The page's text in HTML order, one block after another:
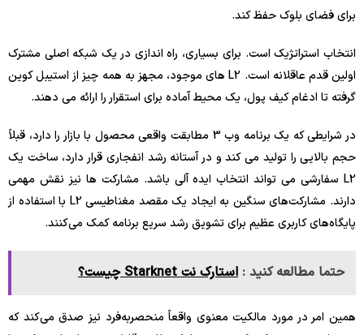
برای فضای بلوک حفظ کند.
انتخاب استراتژیک است. برای بسیاری، راه اندازی در یک شبکه اصلی مشترک
اولین قدم عاقلانه است. L2 های موجود، مجهز به همه چیز از استیبل کوین
گرفته تا ادغام کیف پول، یک محیط آماده برای استقرار را ارائه می دهند.
در شرایطی که یک برنامه وب 3 مطابقت واقعی محصول با بازار را دارد، قبلاً
حجم بالایی را تولید می کند و در آستانه رشد انفجاری قرار دارد، ساخت یک
L2 سفارشی می تواند انتخاب ایده آلی باشد. مشارکت ها نیز نقش مهمی
دارند. مشارکت‌های سنگین به ایجاد یک مقصد مغناطیسی L2 با استفاده از
پایگاه‌های کاربری عظیم برای تشویق رشد سریع برنامه کمک می‌کنند.
حتما مطالعه کنید : استارک نت Starknet چیست؟
همین امر در مورد مالکیت معنوی واقعاً منحصربه‌فرد نیز صدق می‌کند که